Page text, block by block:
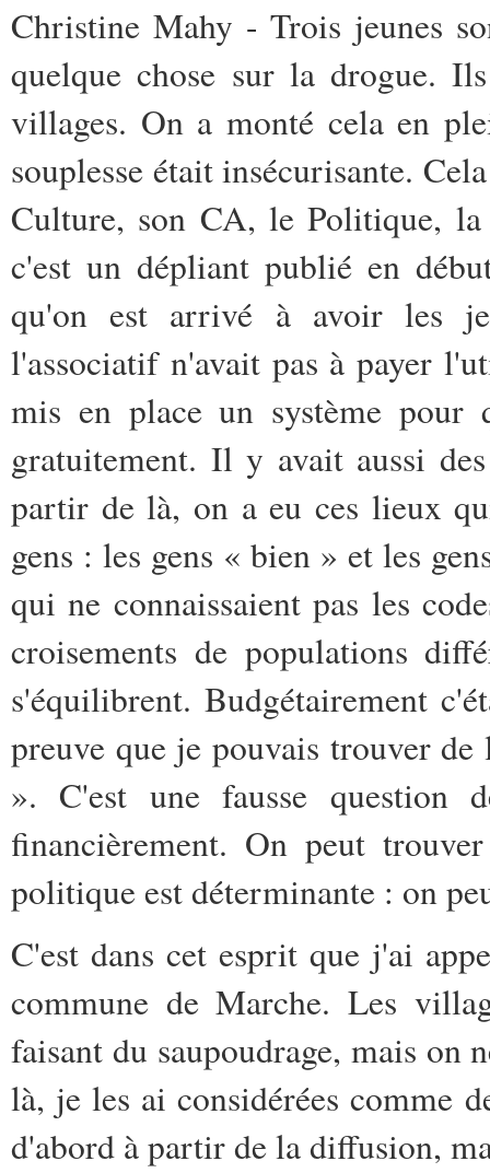
Christine Mahy - Trois jeunes
quelque chose sur la drogue.
villages. On a monté cela en
souplesse était insécurisante.
Culture, son CA, le Politique, la
c'est un dépliant publié en
qu'on est arrivé à avoir les
l'associatif n'avait pas à payer
mis en place un système pour
gratuitement. Il y avait aussi
partir de là, on a eu ces lieux
gens : les gens « bien » et les
qui ne connaissaient pas les
croisements de populations
s'équilibrent. Budgétairement
preuve que je pouvais trouver
». C'est une fausse question
financièrement. On peut
politique est déterminante : on
C'est dans cet esprit que j'ai
commune de Marche. Les
faisant du saupoudrage, mais on
là, je les ai considérées comme
d'abord à partir de la diffusion,